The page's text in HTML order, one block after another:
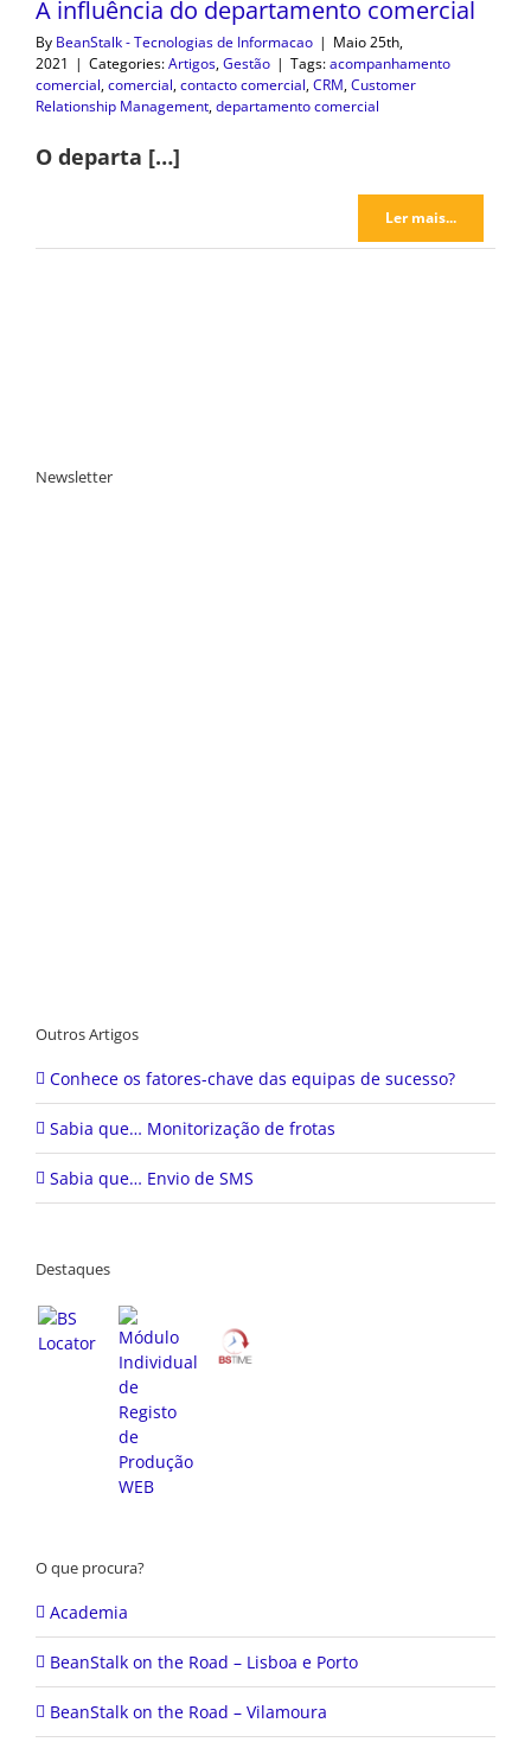
A influência do departamento comercial
By BeanStalk - Tecnologias de Informacao | Maio 25th,
2021 | Categories:Artigos,Gestão | Tags:acompanhamento
comercial,comercial,contacto comercial,CRM,Customer
Relationship Management,departamento comercial
O departa […]
Ler mais...
Newsletter
Outros Artigos
Conhece os fatores-chave das equipas de sucesso?
Sabia que… Monitorização de frotas
Sabia que… Envio de SMS
Destaques
O que procura?
Academia
BeanStalk on the Road – Lisboa e Porto
BeanStalk on the Road – Vilamoura